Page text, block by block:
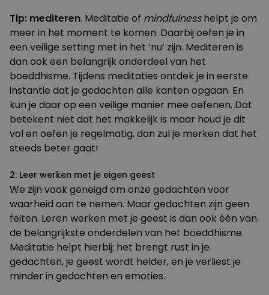
Tip: mediteren. Meditatie of mindfulnesshelpt je om
meer in het moment te komen. Daarbij oefen je in
een veilige setting met in het ‘nu’ zijn. Mediteren is
dan ook een belangrijk onderdeel van het
boeddhisme. Tijdens meditaties ontdek je in eerste
instantie dat je gedachten alle kanten opgaan. En
kun je daar op een veilige manier mee oefenen. Dat
betekent niet dat het makkelijk is maar houd je dit
vol en oefen je regelmatig, dan zul je merken dat het
steeds beter gaat!
2: Leer werken met je eigen geest
We zijn vaak geneigd om onze gedachten voor
waarheid aan te nemen. Maar gedachten zijn geen
feiten. Leren werken met je geest is dan ook één van
de belangrijkste onderdelen van het boeddhisme.
Meditatie helpt hierbij: het brengt rust in je
gedachten, je geest wordt helder, en je verliest je
minder in gedachten en emoties.